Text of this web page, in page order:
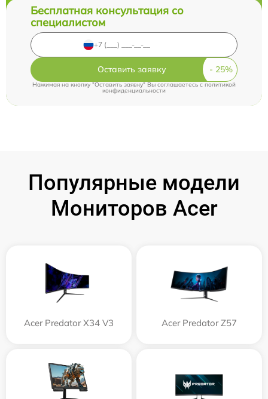
Бесплатная консультация со
специалистом
Оставить заявку
Нажимая на кнопку "Оставить заявку" Вы соглашаетесь cполитикой
конфиденциальности
Популярные модели
Мониторов Acer
Acer Predator X34 V3 Acer Predator Z57